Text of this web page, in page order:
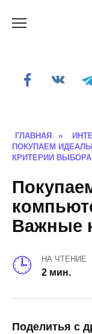
ГЛАВНАЯ »
ПОКУПАЕМ
КРИТЕРИИ ВЫБОРА
Важные
НА ЧТЕНИЕ
2 мин.
Поделитья с